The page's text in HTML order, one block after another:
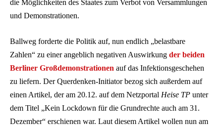
die Möglichkeiten des Staates zum Verbot von Versammlungen
und Demonstrationen.
Ballweg forderte die Politik auf, nun endlich „belastbare
Zahlen“ zu einer angeblich negativen Auswirkung der beiden
Berliner Großdemonstrationen auf das Infektionsgeschehen
zu liefern. Der Querdenken-Initiator bezog sich außerdem auf
einen Artikel, der am 20.12. auf dem Netzportal Heise TP unter
dem Titel „Kein Lockdown für die Grundrechte auch am 31.
Dezember“ erschienen war. Laut diesem Artikel wollen nun am